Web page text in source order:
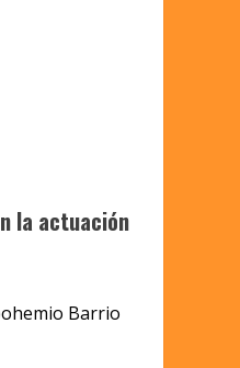
la actuación
Barrio